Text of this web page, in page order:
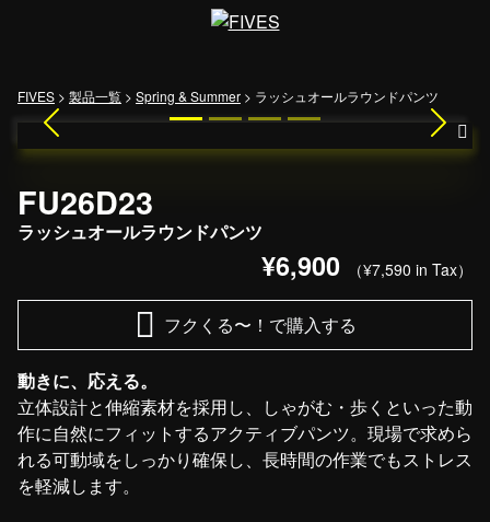
メインナビゲーション
FIVES > 製品一覧 > Spring & Summer > ラッシュオールラウンドパンツ
FU26D23
ラッシュオールラウンドパンツ
¥6,900 （¥7,590 in Tax）
フクくる〜！で購入する
動きに、応える。
立体設計と伸縮素材を採用し、しゃがむ・歩くといった動
作に自然にフィットするアクティブパンツ。現場で求めら
れる可動域をしっかり確保し、長時間の作業でもストレス
を軽減します。
Previous Next